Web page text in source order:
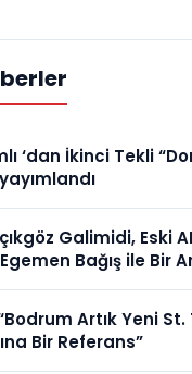
‘dan İkinci Tekli
Galimidi, Eski
Bağış ile Bir
Artık Yeni
Bir Referans”